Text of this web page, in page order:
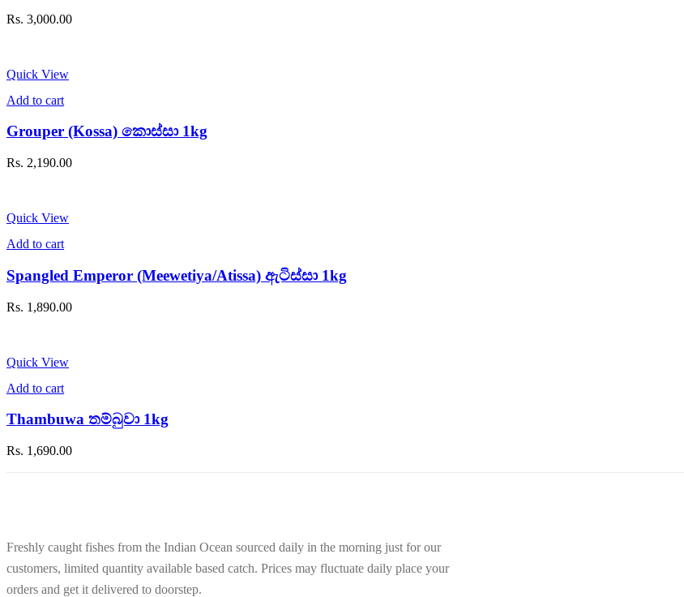
Rs. 3,000.00
Quick View
Add to cart
Grouper (Kossa) කොස්සා 1kg
Rs. 2,190.00
Quick View
Add to cart
Spangled Emperor (Meewetiya/Atissa) ඇටිස්සා 1kg
Rs. 1,890.00
Quick View
Add to cart
Thambuwa තම්බුවා 1kg
Rs. 1,690.00
Freshly caught fishes from the Indian Ocean sourced daily in the morning just for our
customers, limited quantity available based catch. Prices may fluctuate daily place your
orders and get it delivered to doorstep.